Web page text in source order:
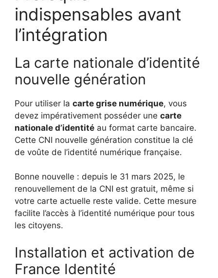
indispensables avant
l’intégration
La carte nationale d’identité
nouvelle génération
Pour utiliser la carte grise numérique, vous
devez impérativement posséder une carte
nationale d’identité au format carte bancaire.
Cette CNI nouvelle génération constitue la clé
de voûte de l’identité numérique française.
Bonne nouvelle : depuis le 31 mars 2025, le
renouvellement de la CNI est gratuit, même si
votre carte actuelle reste valide. Cette mesure
facilite l’accès à l’identité numérique pour tous
les citoyens.
Installation et activation de
France Identité